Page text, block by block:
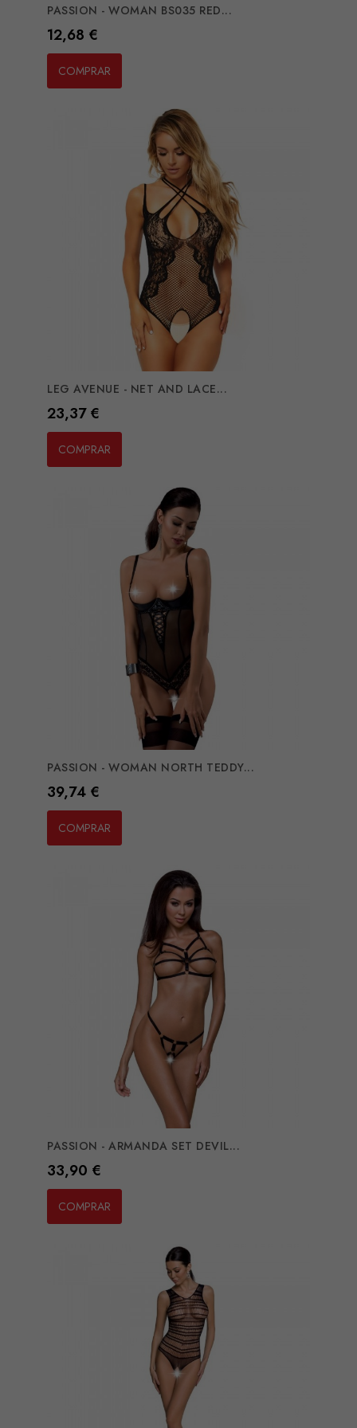
PASSION - WOMAN BS035 RED...
Preço
12,68 €
COMPRAR
LEG AVENUE - NET AND LACE...
Preço
23,37 €
COMPRAR
PASSION - WOMAN NORTH TEDDY...
Preço
39,74 €
COMPRAR
PASSION - ARMANDA SET DEVIL...
Preço
33,90 €
COMPRAR